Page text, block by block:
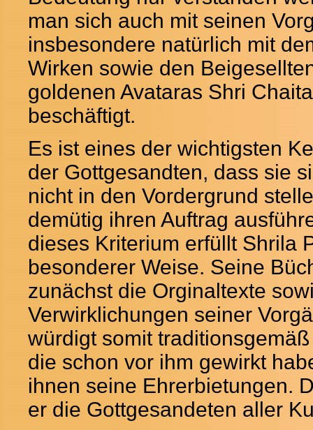
man sich auch mit seinen
insbesondere natürlich mit
Wirken sowie den
goldenen Avataras Shri
beschäftigt.
Es ist eines der wichtigsten
der Gottgesandten, dass sie
nicht in den Vordergrund
demütig ihren Auftrag
dieses Kriterium erfüllt Shrila
besonderer Weise. Seine
zunächst die Orginaltexte
Verwirklichungen seiner
würdigt somit
die schon vor ihm gewirkt
ihnen seine Ehrerbietungen.
er die Gottgesandeten aller